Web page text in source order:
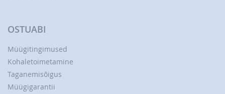
OSTUABI
Müügitingimused
Kohaletoimetamine
Taganemisõigus
Müügigarantii